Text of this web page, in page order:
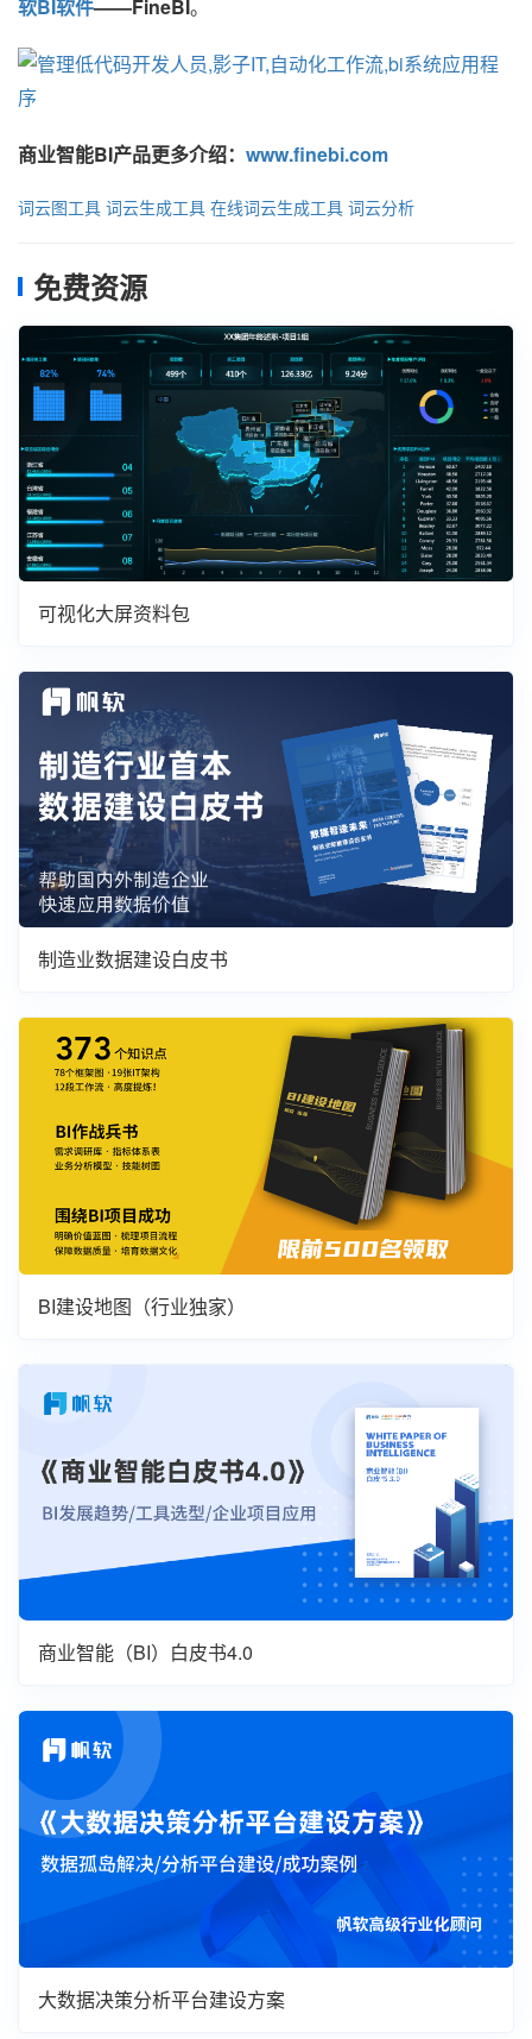
软BI软件——FineBI 。
商业智能BI产品更多介绍： www.finebi.com
词云图工具 词云生成工具 在线词云生成工具 词云分析
免费资源
可视化大屏资料包
制造业数据建设白皮书
BI建设地图（行业独家）
商业智能（BI）白皮书4.0
大数据决策分析平台建设方案